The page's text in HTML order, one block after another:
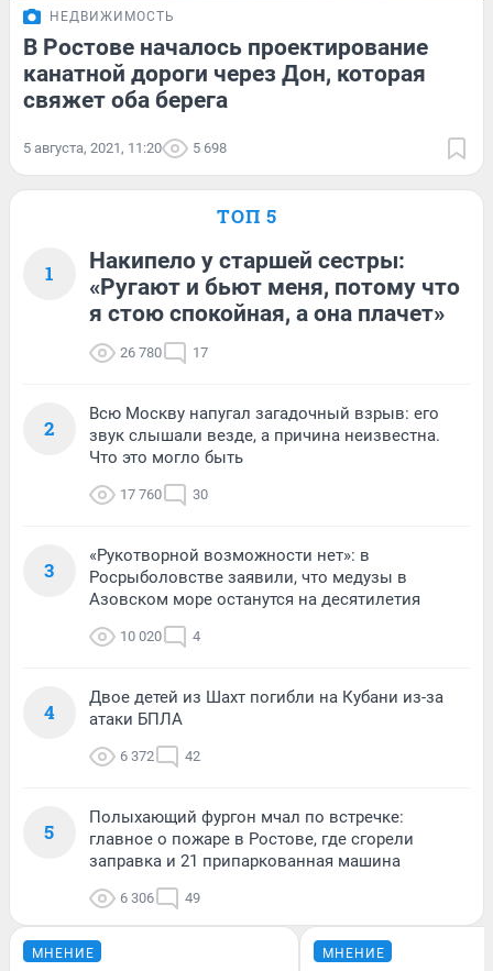
НЕДВИЖИМОСТЬ
В Ростове началось проектирование
канатной дороги через Дон, которая
свяжет оба берега
5 августа, 2021, 11:20 5 698
ТОП 5
1
Накипело у старшей сестры:
«Ругают и бьют меня, потому что
я стою спокойная, а она плачет»
26 780 17
2
Всю Москву напугал загадочный взрыв: его
звук слышали везде, а причина неизвестна.
Что это могло быть
17 760 30
3
«Рукотворной возможности нет»: в
Росрыболовстве заявили, что медузы в
Азовском море останутся на десятилетия
10 020 4
4
Двое детей из Шахт погибли на Кубани из-за
атаки БПЛА
6 372 42
5
Полыхающий фургон мчал по встречке:
главное о пожаре в Ростове, где сгорели
заправка и 21 припаркованная машина
6 306 49
МНЕНИЕ МНЕНИЕ